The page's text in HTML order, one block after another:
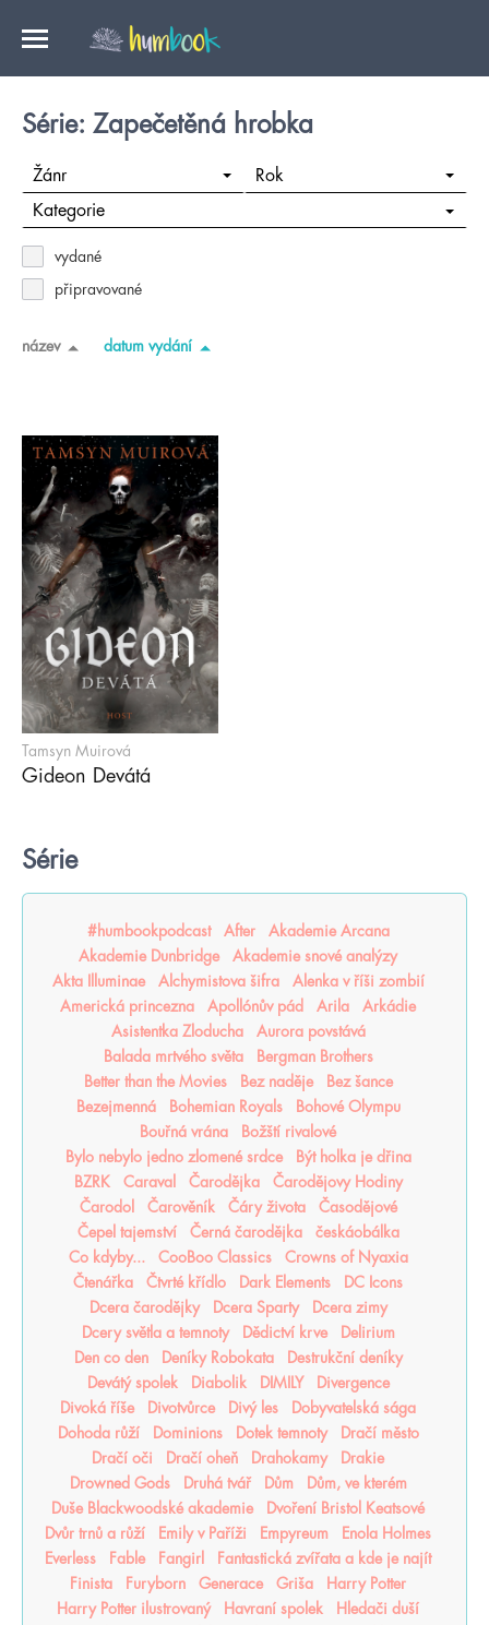
Série: Zapečetěná hrobka
Žánr Rok
Kategorie
vydané
připravované
název datum vydání
Tamsyn Muirová
Gideon Devátá
Série
#humbookpodcast After
Akademie Arcana
Akademie Dunbridge
Akademie snové analýzy
Akta Illuminae
Alchymistova šifra
Alenka v říši zombií
Americká princezna
Apollónův pád Arila
Arkádie
Asistentka Zloducha
Aurora povstává
Balada mrtvého světa
Bergman Brothers
Better than the Movies
Bez naděje
Bez šance
Bezejmenná
Bohemian Royals
Bohové Olympu
Bouřná vrána
Božští rivalové
Bylo nebylo jedno zlomené srdce
Být holka je dřina
BZRK
Caraval Čarodějka
Čarodějovy Hodiny
Čarodol
Čarověník Čáry života
Časodějové
Čepel tajemství
Černá čarodějka
českáobálka
Co kdyby...
CooBoo Classics
Crowns of Nyaxia
Čtenářka
Čtvrté křídlo Dark Elements
DC Icons
Dcera čarodějky
Dcera Sparty
Dcera zimy
Dcery světla a temnoty
Dědictví krve
Delirium
Den co den
Deníky Robokata
Destrukční deníky
Devátý spolek
Diabolik DIMILY
Divergence
Divoká říše
Divotvůrce Divý les
Dobyvatelská sága
Dohoda růží
Dominions Dotek temnoty
Dračí město
Dračí oči
Dračí oheň Drahokamy
Drakie
Drowned Gods
Druhá tvář Dům
Dům, ve kterém
Duše Blackwoodské akademie
Dvoření Bristol Keatsové
Dvůr trnů a růží
Emily v Paříži Empyreum
Enola Holmes
Everless
Fable Fangirl
Fantastická zvířata a kde je najít
Finista
Furyborn Generace Griša
Harry Potter
Harry Potter ilustrovaný
Havraní spolek
Hledači duší